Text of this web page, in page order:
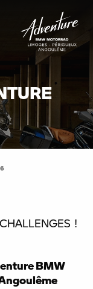
!
BMW